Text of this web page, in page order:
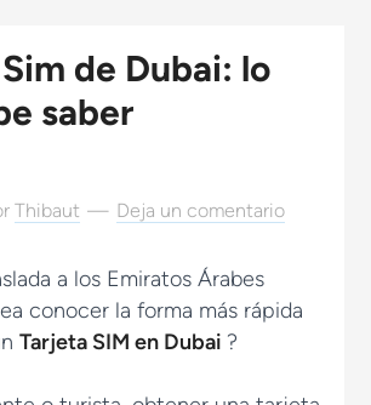
de Dubai: lo
saber
Thibaut Deja un comentario
a los Emiratos Árabes
conocer la forma más rápida
Tarjeta SIM en Dubai ?